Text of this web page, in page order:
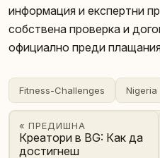
информация и експертни
собствена проверка и
официално преди
Fitness-Challenges Nigeria
« ПРЕДИШНА
Креатори в BG: Как да
достигнеш